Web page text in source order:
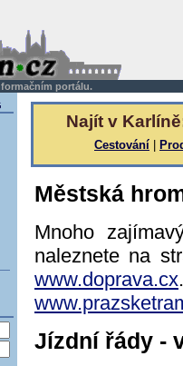
portálu.
Najít v
Cestování
Městská
Mnoho
naleznete na
www.doprava.cx
Jízdní řády -